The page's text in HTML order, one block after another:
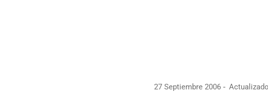
27 Septiembre 2006